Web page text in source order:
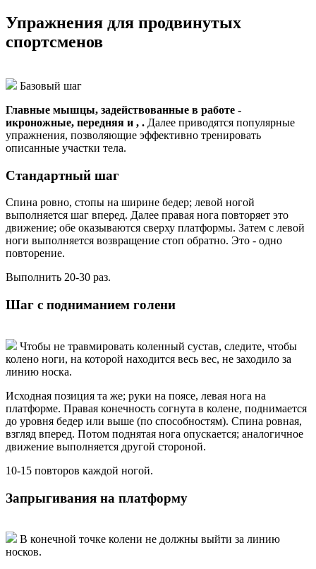
Упражнения для продвинутых
спортсменов
Базовый шаг
Главные мышцы, задействованные в работе -
икроножные, передняя и , . Далее приводятся популярные
упражнения, позволяющие эффективно тренировать
описанные участки тела.
Стандартный шаг
Спина ровно, стопы на ширине бедер; левой ногой
выполняется шаг вперед. Далее правая нога повторяет это
движение; обе оказываются сверху платформы. Затем с левой
ноги выполняется возвращение стоп обратно. Это - одно
повторение.
Выполнить 20-30 раз.
Шаг с подниманием голени
Чтобы не травмировать коленный сустав, следите, чтобы
колено ноги, на которой находится весь вес, не заходило за
линию носка.
Исходная позиция та же; руки на поясе, левая нога на
платформе. Правая конечность согнута в колене, поднимается
до уровня бедер или выше (по способностям). Спина ровная,
взгляд вперед. Потом поднятая нога опускается; аналогичное
движение выполняется другой стороной.
10-15 повторов каждой ногой.
Запрыгивания на платформу
В конечной точке колени не должны выйти за линию
носков.